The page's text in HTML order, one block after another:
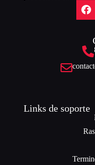
Links de soporte